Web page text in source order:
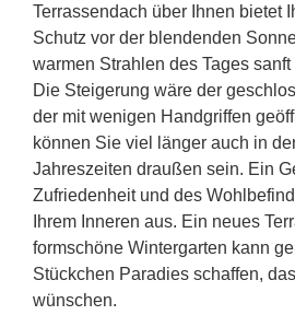
Terrassendach über Ihnen bietet
Schutz vor der blendenden
warmen Strahlen des Tages
Die Steigerung wäre der
der mit wenigen Handgriffen
können Sie viel länger auch in
Jahreszeiten draußen sein. Ein
Zufriedenheit und des
Ihrem Inneren aus. Ein neues
formschöne Wintergarten kann
Stückchen Paradies schaffen,
wünschen.